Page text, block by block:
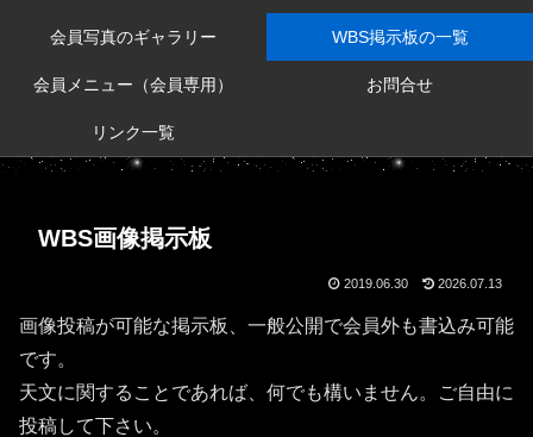
会員写真のギャラリー WBS掲示板の一覧
会員メニュー（会員専用） お問合せ
リンク一覧
WBS画像掲示板
2019.06.30 2026.07.13
画像投稿が可能な掲示板、一般公開で会員外も書込み可能
です。
天文に関することであれば、何でも構いません。ご自由に
投稿して下さい。